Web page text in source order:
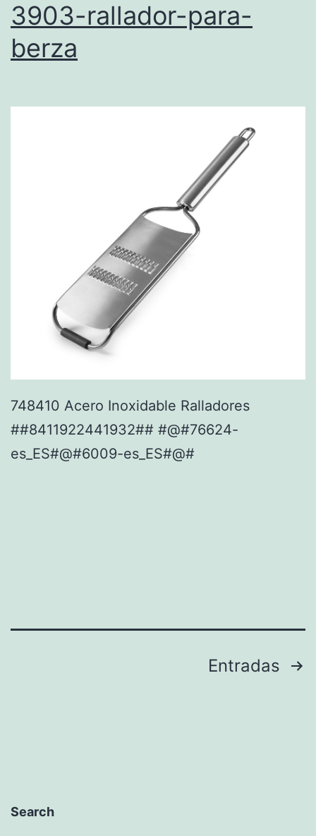
3903-rallador-para-
berza
748410 Acero Inoxidable Ralladores
##8411922441932## #@#76624-
es_ES#@#6009-es_ES#@#
Entradas
Search